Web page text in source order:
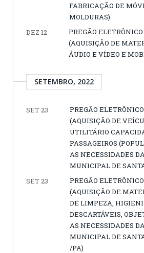
FABRICAÇÃO DE
MOLDURAS)
DEZ 12
PREGÃO
(AQUISIÇÃO DE
ÁUDIO E VÍDEO E
SETEMBRO, 2022
SET 23
PREGÃO
(AQUISIÇÃO DE
UTILITÁRIO
PASSAGEIROS
AS NECESSIDADES
MUNICIPAL DE
SET 23
PREGÃO
(AQUISIÇÃO DE
DE LIMPEZA,
DESCARTÁVEIS,
AS NECESSIDADES
MUNICIPAL DE
/PA)